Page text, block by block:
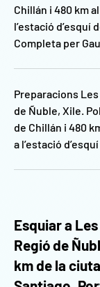
Chillán i 480 km
l’estació d’esquí
Completa per
Preparacions
de Ñuble, Xile.
de Chillán i 480
a l’estació
Esquiar a
Regió de
km de la